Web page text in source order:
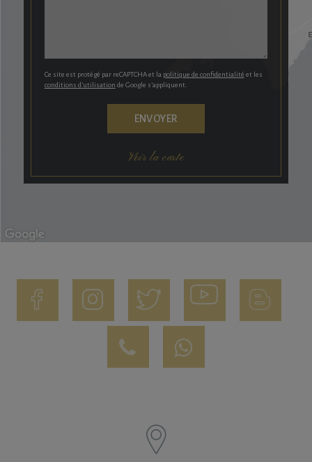
Ce site est protégé par reCAPTCHA et la politique de confidentialité et les
conditions d’utilisation de Google s’appliquent.
Voir la carte